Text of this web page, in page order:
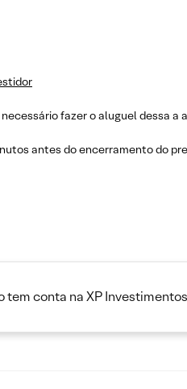
fazer o aluguel dessa a
antes do encerramento do
tem conta na XP